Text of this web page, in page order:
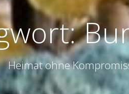
Heimat ohne